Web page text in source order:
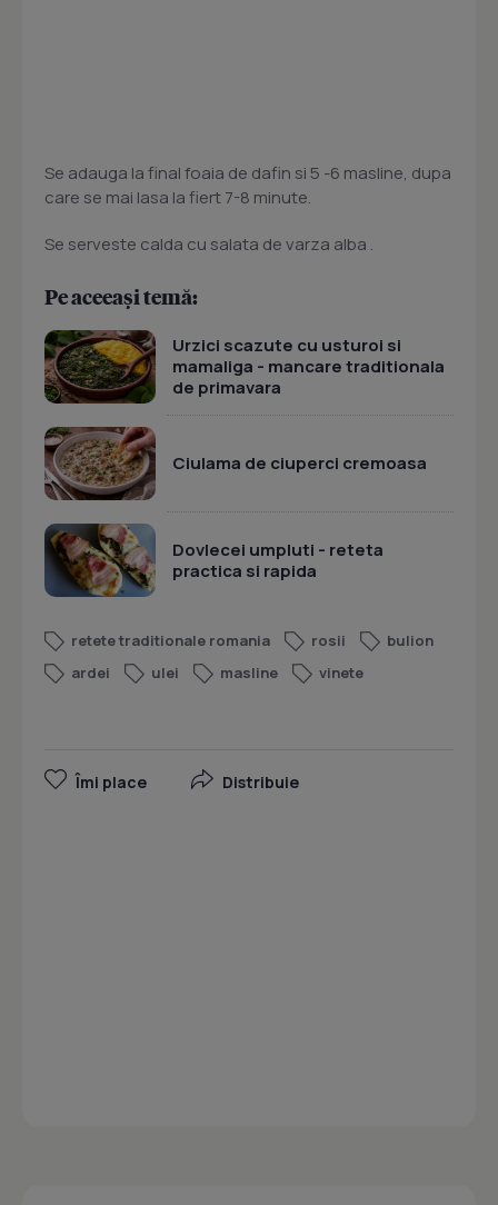
Se adauga la final foaia de dafin si 5 -6 masline, dupa
care se mai lasa la fiert 7-8 minute.
Se serveste calda cu salata de varza alba .
Pe aceeași temă:
Urzici scazute cu usturoi si
mamaliga - mancare traditionala
de primavara
Ciulama de ciuperci cremoasa
Dovlecei umpluti - reteta
practica si rapida
retete traditionale romania rosii
bulion
ardei
ulei masline vinete
Îmi place Distribuie